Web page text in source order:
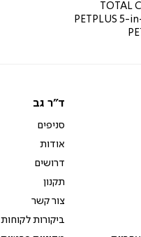
TOTAL
PETPLUS 5-
ד"ר
ד"ר גב
סניפים
אודות
דרושים
תקנון
צור קשר
ביקורות לקוחות